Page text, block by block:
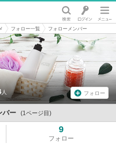
フォロー一覧 フォローメンバー
フォロー
バー (1ページ目)
9
フォロー